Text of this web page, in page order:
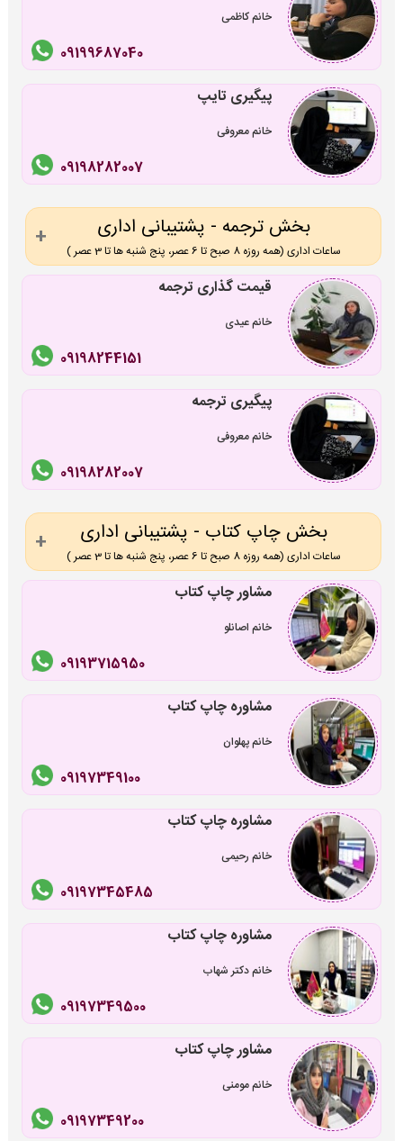
خانم کاظمی
09199687040
پیگیری تایپ
خانم معروفی
09198282007
بخش ترجمه - پشتیبانی اداری
ساعات اداری (همه روزه 8 صبح تا 6 عصر، پنج شنبه ها تا 3 عصر )
قیمت گذاری ترجمه
خانم عیدی
09198244151
پیگیری ترجمه
خانم معروفی
09198282007
بخش چاپ کتاب - پشتیبانی اداری
ساعات اداری (همه روزه 8 صبح تا 6 عصر، پنج شنبه ها تا 3 عصر )
مشاور چاپ کتاب
خانم اصانلو
09193715950
مشاوره چاپ کتاب
خانم پهلوان
09197349100
مشاوره چاپ کتاب
خانم رحیمی
09197345485
مشاوره چاپ کتاب
خانم دکتر شهاب
09197349500
مشاور چاپ کتاب
خانم مومنی
09197349200